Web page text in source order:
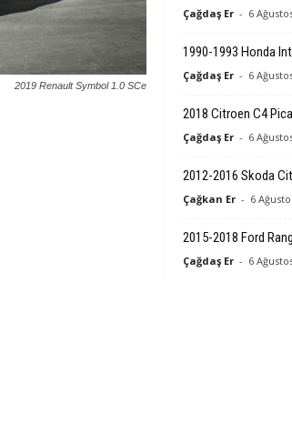
2019 Renault Symbol 1.0 SCe
Çağdaş Er - 6
1990-1993 Honda
Çağdaş Er - 6
2018 Citroen C4
Çağdaş Er - 6
2012-2016 Skoda
Çağkan Er - 6
2015-2018 Ford
Çağdaş Er - 6